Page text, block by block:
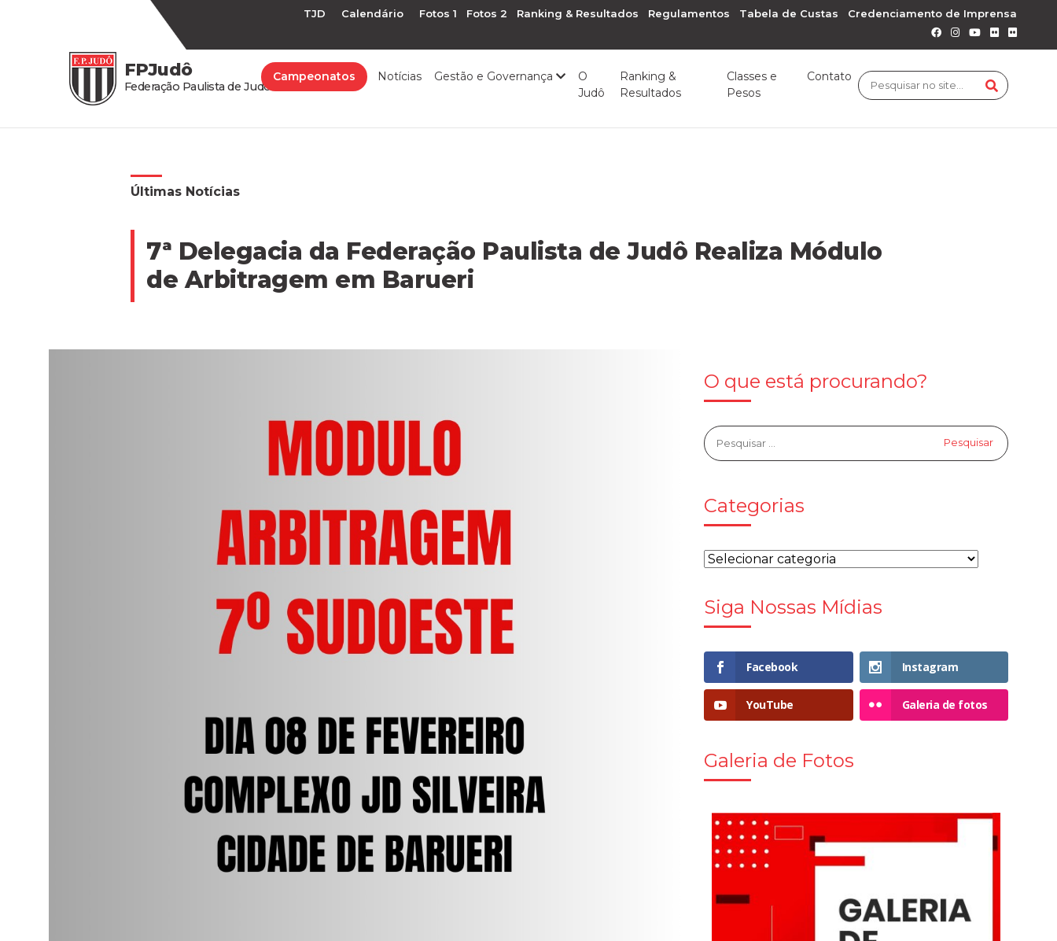
TJD Calendário Fotos 1 Fotos 2 Ranking & Resultados Regulamentos Tabela de Custas Credenciamento de Imprensa
FPJudô
Federação Paulista de Judô
Campeonatos Notícias Gestão e Governança
O
Judô
Ranking &
Resultados
Classes e
Pesos
Contato
Últimas Notícias
7ª Delegacia da Federação Paulista de Judô Realiza Módulo
de Arbitragem em Barueri
O que está procurando?
Categorias
Siga Nossas Mídias
Facebook Instagram
YouTube Galeria de fotos
Galeria de Fotos